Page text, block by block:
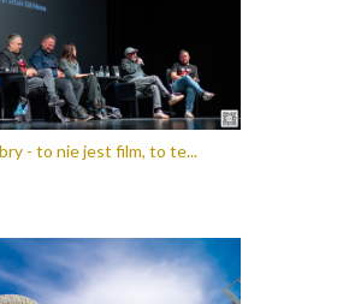
- to nie jest film, to te...